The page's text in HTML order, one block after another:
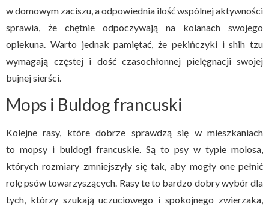
w domowym zaciszu, a odpowiednia ilość wspólnej aktywności
sprawia, że chętnie odpoczywają na kolanach swojego
opiekuna. Warto jednak pamiętać, że pekińczyki i shih tzu
wymagają częstej i dość czasochłonnej pielęgnacji swojej
bujnej sierści.
Mops i Buldog francuski
Kolejne rasy, które dobrze sprawdzą się w mieszkaniach
to mopsy i buldogi francuskie. Są to psy w typie molosa,
których rozmiary zmniejszyły się tak, aby mogły one pełnić
rolę psów towarzyszących. Rasy te to bardzo dobry wybór dla
tych, którzy szukają uczuciowego i spokojnego zwierzaka,